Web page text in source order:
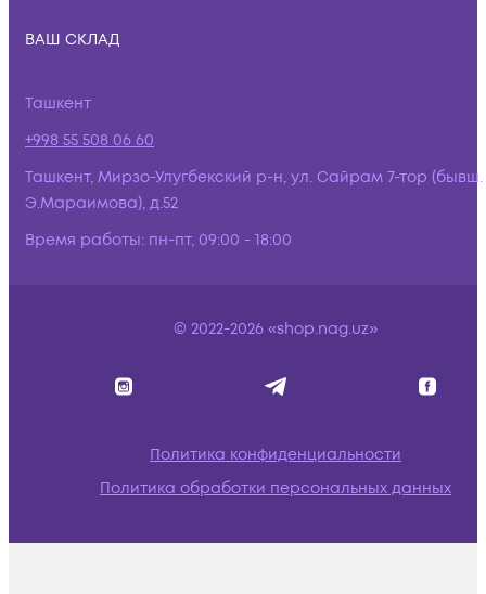
ВАШ СКЛАД
Ташкент
+998 55 508 06 60
Ташкент, Мирзо-Улугбекский р-н, ул. Сайрам 7-тор (бывш.
Э.Мараимова), д.52
Время работы: пн-пт, 09:00 - 18:00
© 2022-2026 «shop.nag.uz»
Политика конфиденциальности
Политика обработки персональных данных